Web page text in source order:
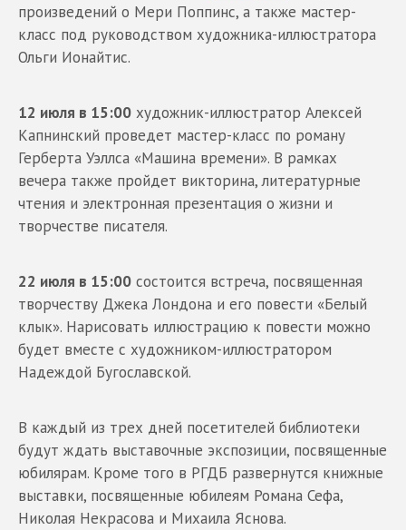
произведений о Мери Поппинс, а также мастер-
класс под руководством художника-иллюстратора
Ольги Ионайтис.
12 июля в 15:00 художник-иллюстратор Алексей
Капнинский проведет мастер-класс по роману
Герберта Уэллса «Машина времени». В рамках
вечера также пройдет викторина, литературные
чтения и электронная презентация о жизни и
творчестве писателя.
22 июля в 15:00 состоится встреча, посвященная
творчеству Джека Лондона и его повести «Белый
клык». Нарисовать иллюстрацию к повести можно
будет вместе с художником-иллюстратором
Надеждой Бугославской.
В каждый из трех дней посетителей библиотеки
будут ждать выставочные экспозиции, посвященные
юбилярам. Кроме того в РГДБ развернутся книжные
выставки, посвященные юбилеям Романа Сефа,
Николая Некрасова и Михаила Яснова.